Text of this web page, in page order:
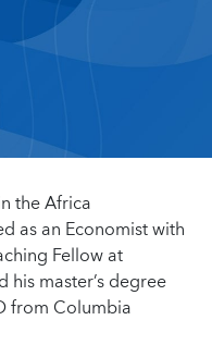
the Africa
as an Economist with
Fellow at
his master’s degree
from Columbia